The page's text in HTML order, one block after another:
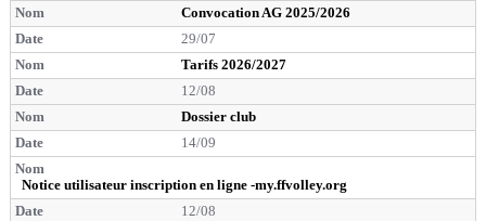
e
Convocation AG 2025/2026
29/07
Tarifs 2026/2027
12/08
Dossier club
14/09
Notice utilisateur inscription en ligne -my.ffvolley.org
12/08